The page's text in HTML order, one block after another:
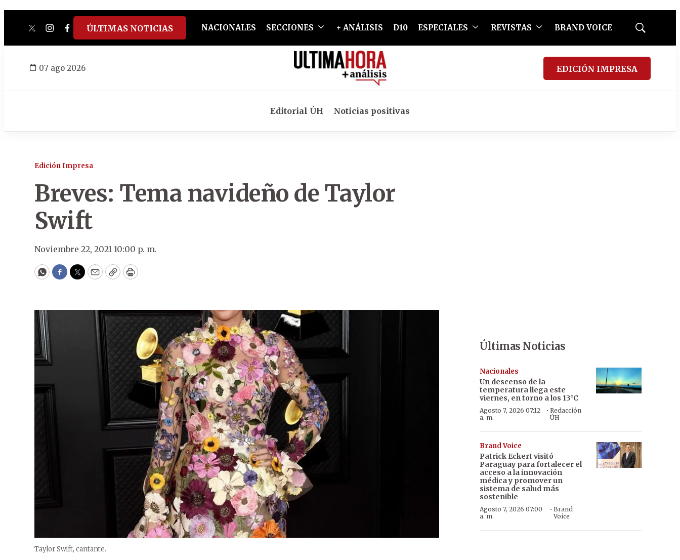
twitterinstagram
facebook
tiktokyoutube
spotify
ÚLTIMAS NOTICIAS NACIONALES SECCIONES + ANÁLISIS D10 ESPECIALES REVISTAS BRAND VOICE
Mostrar
07 ago 2026 EDICIÓN IMPRESA
Editorial ÚH Noticias positivas
Edición Impresa
Breves: Tema navideño de Taylor
Swift
Noviembre 22, 2021 10:00 p. m.
WhatsApp
Facebook
Twitter
EmailCopyPrint
Taylor Swift, cantante.
Últimas Noticias
Nacionales
Un descenso de la
temperatura llega este
viernes, en torno a los 13°C
Agosto 7, 2026 07:12
a. m.
· Redacción
ÚH
Brand Voice
Patrick Eckert visitó
Paraguay para fortalecer el
acceso a la innovación
médica y promover un
sistema de salud más
sostenible
Agosto 7, 2026 07:00
a. m.
· Brand
Voice